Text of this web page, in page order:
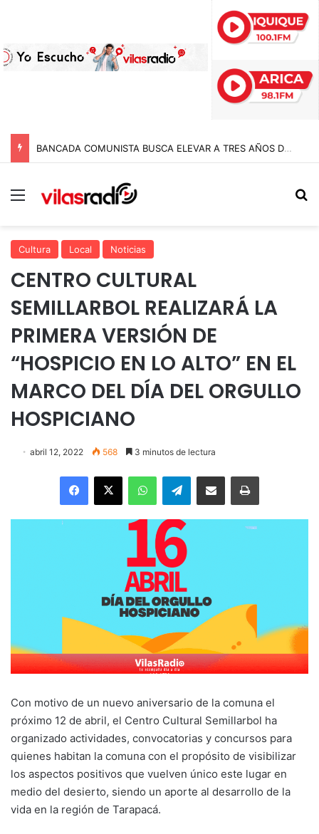
BANCADA COMUNISTA BUSCA ELEVAR A TRES AÑOS DE CÁRCEL LAS PENAS A POLICÍAS POR APREMIOS ILEGÍTIMOS EN MODIFICACIÓN A LA LEY NAIN-RETAMAL
Menú
Cultura Local Noticias
CENTRO CULTURAL
SEMILLARBOL REALIZARÁ LA
PRIMERA VERSIÓN DE
“HOSPICIO EN LO ALTO” EN EL
MARCO DEL DÍA DEL ORGULLO
HOSPICIANO
abril 12, 2022 568 3 minutos de lectura
Facebook
X WhatsAppTelegramEnviar vía email Imprimir
Con motivo de un nuevo aniversario de la comuna el
próximo 12 de abril, el Centro Cultural Semillarbol ha
organizado actividades, convocatorias y concursos para
quienes habitan la comuna con el propósito de visibilizar
los aspectos positivos que vuelven único este lugar en
medio del desierto, siendo un aporte al desarrollo de la
vida en la región de Tarapacá.